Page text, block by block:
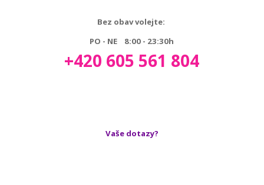
Bez obav volejte:
PO - NE 8:00 - 23:30h
+420 605 561 804
Vaše dotazy?